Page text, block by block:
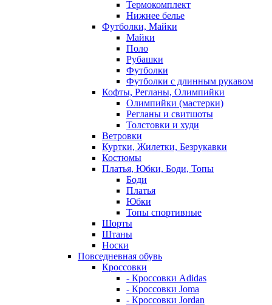
Термокомплект
Нижнее белье
Футболки, Майки
Майки
Поло
Рубашки
Футболки
Футболки с длинным рукавом
Кофты, Регланы, Олимпийки
Олимпийки (мастерки)
Регланы и свитшоты
Толстовки и худи
Ветровки
Куртки, Жилетки, Безрукавки
Костюмы
Платья, Юбки, Боди, Топы
Боди
Платья
Юбки
Топы спортивные
Шорты
Штаны
Носки
Повседневная обувь
Кроссовки
- Кроссовки Adidas
- Кроссовки Joma
- Кроссовки Jordan